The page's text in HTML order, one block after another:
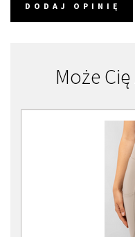
DODAJ OPINIĘ
Może